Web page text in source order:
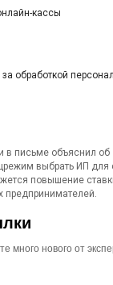
кассы
обработкой
в письме объяснил об
выбрать ИП для
повышение
предпринимателей.
много нового от